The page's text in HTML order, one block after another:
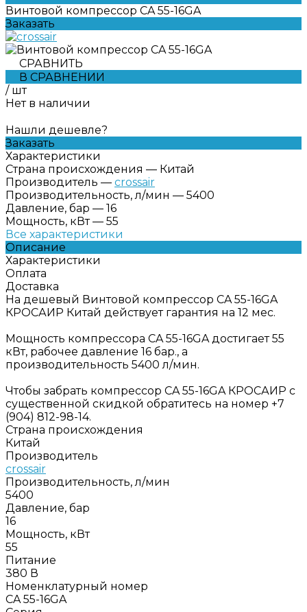
Винтовой компрессор CA 55-16GA
Заказать
СРАВНИТЬ
В СРАВНЕНИИ
/ шт
Нет в наличии
Нашли дешевле?
Заказать
Характеристики
Страна происхождения — Китай
Производитель — crossair
Производительность, л/мин — 5400
Давление, бар — 16
Мощность, кВт — 55
Все характеристики
Описание
Характеристики
Оплата
Доставка
На дешевый Винтовой компрессор CA 55-16GA
КРОСАИР Китай действует гарантия на 12 мес.
Мощность компрессора CA 55-16GA достигает 55
кВт, рабочее давление 16 бар., а
производительность 5400 л/мин.
Чтобы забрать компрессор CA 55-16GA КРОСАИР с
существенной скидкой обратитесь на номер +7
(904) 812-98-14.
Страна происхождения
Китай
Производитель
crossair
Производительность, л/мин
5400
Давление, бар
16
Мощность, кВт
55
Питание
380 В
Номенклатурный номер
CA 55-16GA